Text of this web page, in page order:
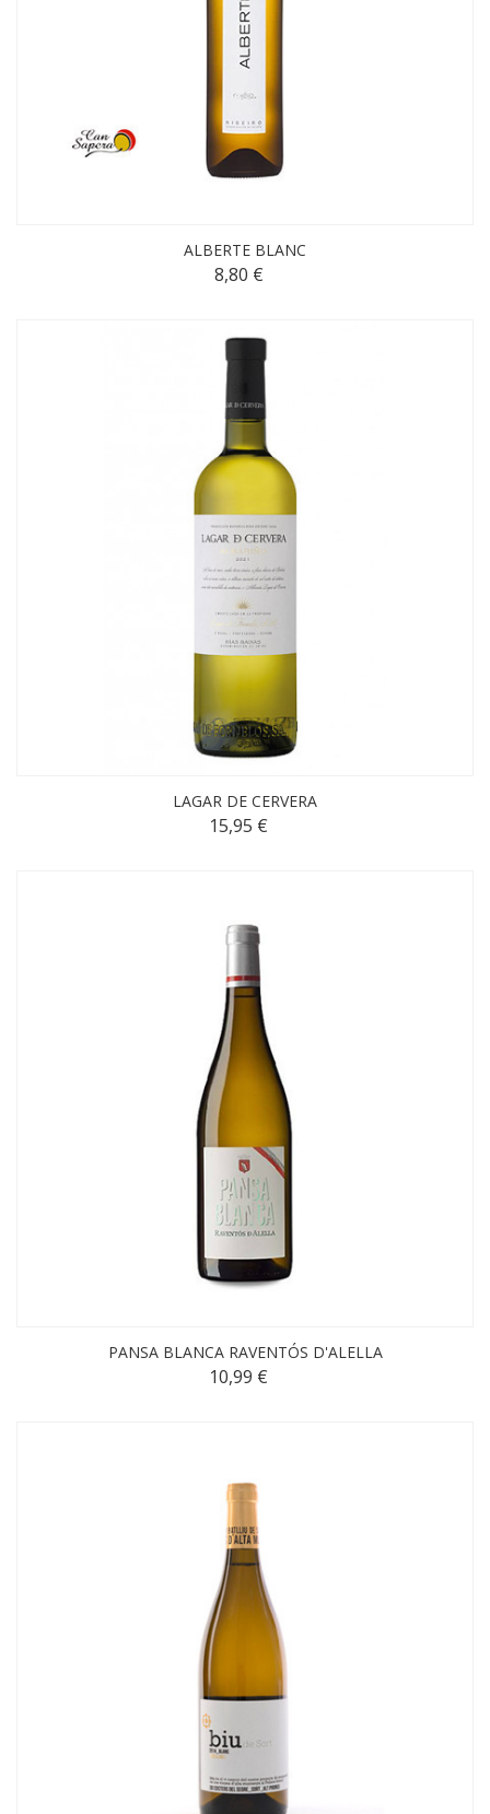
ALBERTE BLANC
8,80 €
LAGAR DE CERVERA
15,95 €
PANSA BLANCA RAVENTÓS D'ALELLA
10,99 €